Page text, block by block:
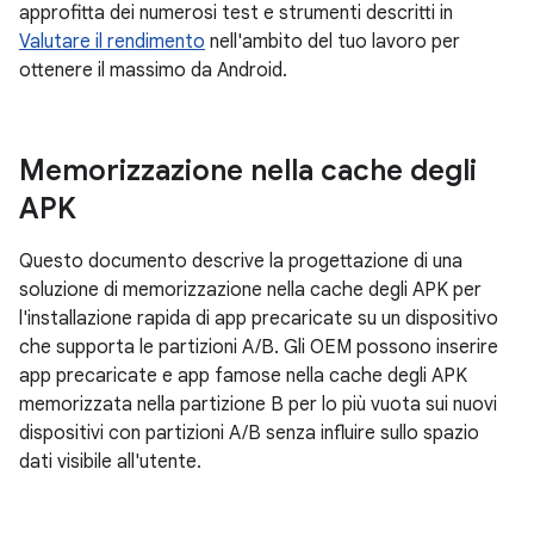
approfitta dei numerosi test e strumenti descritti in
Valutare il rendimento nell'ambito del tuo lavoro per
ottenere il massimo da Android.
Memorizzazione nella cache degli
APK
Questo documento descrive la progettazione di una
soluzione di memorizzazione nella cache degli APK per
l'installazione rapida di app precaricate su un dispositivo
che supporta le partizioni A/B. Gli OEM possono inserire
app precaricate e app famose nella cache degli APK
memorizzata nella partizione B per lo più vuota sui nuovi
dispositivi con partizioni A/B senza influire sullo spazio
dati visibile all'utente.